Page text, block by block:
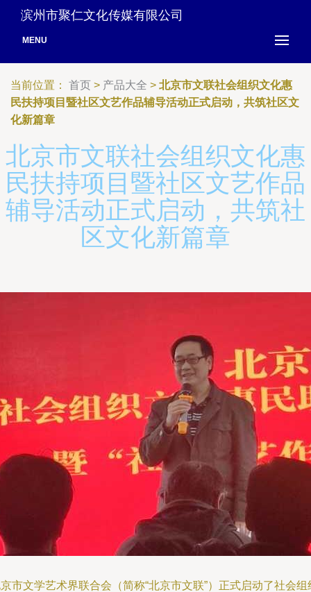
滨州市聚仁文化传媒有限公司
MENU
当前位置： 首页 > 产品大全 > 北京市文联社会组织文化惠
民扶持项目暨社区文艺作品辅导活动正式启动，共筑社区文
化新篇章
北京市文联社会组织文化惠
民扶持项目暨社区文艺作品
辅导活动正式启动，共筑社
区文化新篇章
市文学艺术界联合会（简称“北京市文联”）正式启动了社会组